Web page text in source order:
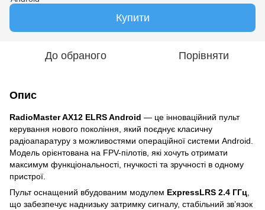
Купити
До обраного Порівняти
Опис
RadioMaster AX12 ELRS Android — це інноваційний пульт
керування нового покоління, який поєднує класичну
радіоапаратуру з можливостями операційної системи Android.
Модель орієнтована на FPV-пілотів, які хочуть отримати
максимум функціональності, гнучкості та зручності в одному
пристрої.
Пульт оснащений вбудованим модулем ExpressLRS 2.4 ГГц
що забезпечує наднизьку затримку сигналу, стабільний зв’язок